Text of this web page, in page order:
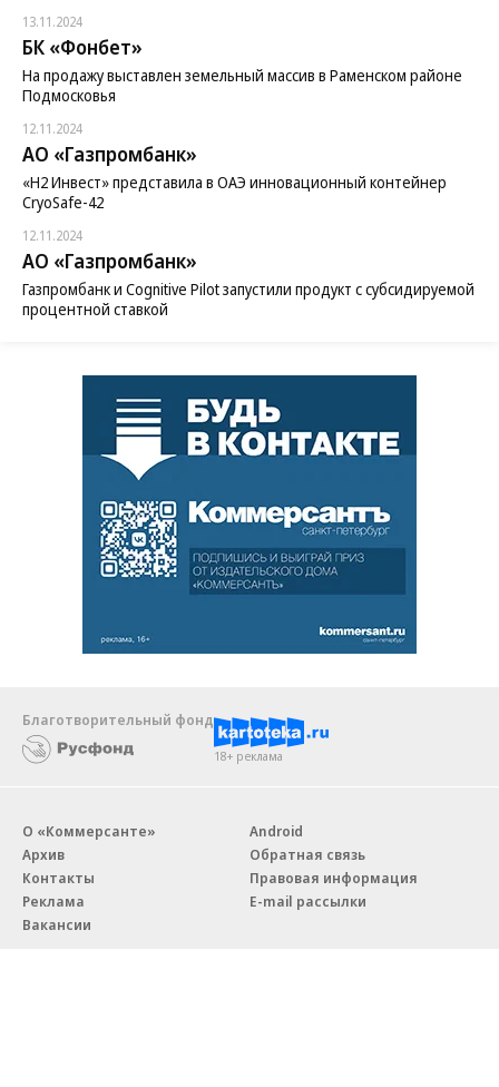
13.11.2024
БК «Фонбет»
На продажу выставлен земельный массив в Раменском районе
Подмосковья
12.11.2024
АО «Газпромбанк»
«H2 Инвест» представила в ОАЭ инновационный контейнер
CryoSafe-42
12.11.2024
АО «Газпромбанк»
Газпромбанк и Cognitive Pilot запустили продукт с субсидируемой
процентной ставкой
Благотворительный фонд
18+ реклама
О «Коммерсанте»
Архив
Контакты
Реклама
Вакансии
Android
Обратная связь
Правовая информация
E-mail рассылки